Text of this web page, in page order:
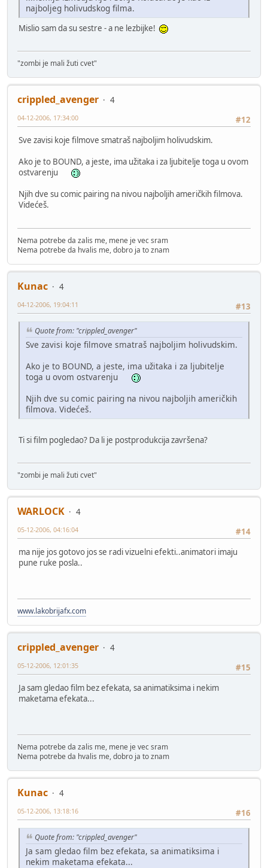
najboljeg holivudskog filma.
Mislio sam da su sestre - a ne lezbijke!
"zombi je mali žuti cvet"
crippled_avenger
4
#12
04-12-2006, 17:34:00
Sve zavisi koje filmove smatraš najboljim holivudskim.
Ako je to BOUND, a jeste, ima užitaka i za ljubitelje toga u ovom
ostvarenju
Njih dve su comic pairing na nivou najboljih američkih filmova.
Videćeš.
Nema potrebe da zalis me, mene je vec sram
Nema potrebe da hvalis me, dobro ja to znam
Kunac
4
#13
04-12-2006, 19:04:11
Quote from: "crippled_avenger"
Sve zavisi koje filmove smatraš najboljim holivudskim.
Ako je to BOUND, a jeste, ima užitaka i za ljubitelje
toga u ovom ostvarenju
Njih dve su comic pairing na nivou najboljih američkih
filmova. Videćeš.
Ti si film pogledao? Da li je postprodukcija završena?
"zombi je mali žuti cvet"
WARLOCK
4
#14
05-12-2006, 04:16:04
ma nije jos gotovo jos se radi vizuelni efekti..animatori imaju
pune ruke posla..
www.lakobrijafx.com
crippled_avenger
4
#15
05-12-2006, 12:01:35
Ja sam gledao film bez efekata, sa animatiksima i nekim
maketama efekata...
Nema potrebe da zalis me, mene je vec sram
Nema potrebe da hvalis me, dobro ja to znam
Kunac
4
#16
05-12-2006, 13:18:16
Quote from: "crippled_avenger"
Ja sam gledao film bez efekata, sa animatiksima i
nekim maketama efekata...